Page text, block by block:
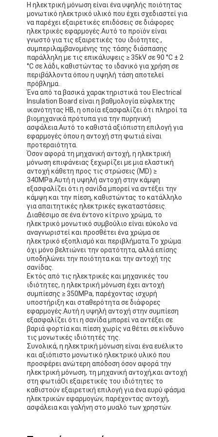
Σπίτι
Προϊόντα
Η ηλεκτρική μόνωση είναι ένα υψηλής ποιότητας
μονωτικό ηλεκτρικό υλικό που έχει σχεδιαστεί για
να παρέχει εξαιρετικές επιδόσεις σε διάφορες
ηλεκτρικές εφαρμογές.Αυτό το προϊόν είναι
γνωστό για τις εξαιρετικές του ιδιότητες.,
συμπεριλαμβανομένης της τάσης διάσπασης
παράλληλη με τις επικάλυψεις ≥ 35kV σε 90 °C ± 2
°C σε λάδι, καθιστώντας το ιδανικό για χρήση σε
περιβάλλοντα όπου η υψηλή τάση αποτελεί
πρόβλημα.
Ένα από τα βασικά χαρακτηριστικά του Electrical
Insulation Board είναι η βαθμολογία εύφλεκτης
ικανότητας HB, η οποία εξασφαλίζει ότι πληροί τα
βιομηχανικά πρότυπα για την πυρηνική
ασφάλεια.Αυτό το καθιστά αξιόπιστη επιλογή για
εφαρμογές όπου η αντοχή στη φωτιά είναι
προτεραιότητα.
Όσον αφορά τη μηχανική αντοχή, η ηλεκτρική
μόνωση επιφάνειας ξεχωρίζει με μια ελαστική
αντοχή κάθετη προς τις στρώσεις (MD) ≥
340MPa.Αυτή η υψηλή αντοχή στην κάμψη
εξασφαλίζει ότι η σανίδα μπορεί να αντέξει την
κάμψη και την πίεση, καθιστώντας το κατάλληλο
για απαιτητικές ηλεκτρικές εγκαταστάσεις.
Διαθέσιμο σε ένα έντονο κίτρινο χρώμα, το
ηλεκτρικό μονωτικό συμβούλιο είναι εύκολο να
αναγνωριστεί και προσθέτει ένα χρώμα σε
ηλεκτρικό εξοπλισμό και περιβλήματα.Το χρώμα
όχι μόνο βελτιώνει την ορατότητα, αλλά επίσης
υποδηλώνει την ποιότητα και την αντοχή της
σανίδας.
Εκτός από τις ηλεκτρικές και μηχανικές του
ιδιότητες, η ηλεκτρική μόνωση έχει αντοχή
συμπίεσης ≥ 350MPa, παρέχοντας ισχυρή
υποστήριξη και σταθερότητα σε διάφορες
εφαρμογές.Αυτή η υψηλή αντοχή στην συμπίεση
εξασφαλίζει ότι η σανίδα μπορεί να αντέξει σε
βαριά φορτία και πίεση χωρίς να θέτει σε κίνδυνο
τις μονωτικές ιδιότητές της.
Συνολικά, η ηλεκτρική μόνωση είναι ένα ευέλικτο
και αξιόπιστο μονωτικό ηλεκτρικό υλικό που
προσφέρει ανώτερη απόδοση όσον αφορά την
ηλεκτρική μόνωση, τη μηχανική αντοχή,και αντοχή
στη φωτιάΟι εξαιρετικές του ιδιότητες το
καθιστούν εξαιρετική επιλογή για ένα ευρύ φάσμα
ηλεκτρικών εφαρμογών, παρέχοντας αντοχή,
ασφάλεια και γαλήνη στο μυαλό των χρηστών.